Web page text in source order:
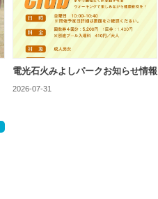
電光石火みよしパークお知らせ情報
2026-07-31